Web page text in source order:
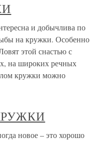
и добычлива по
на кружки. Особенно
этой снастью с
на широких речных
кружки можно
новое – это хорошо